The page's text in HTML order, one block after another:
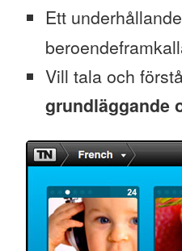
Ett
Vill tala och
grundläggande